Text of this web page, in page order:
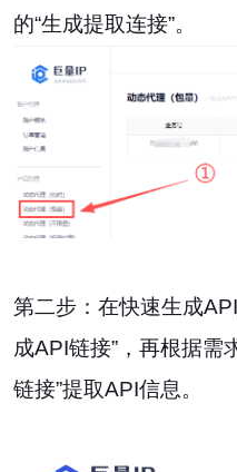
的“生成提取连接”。
第二步：在快速生成
成API链接”，再根据需
链接”提取API信息。